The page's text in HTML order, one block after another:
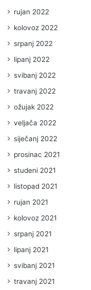
rujan 2022
kolovoz 2022
srpanj 2022
lipanj 2022
svibanj 2022
travanj 2022
ožujak 2022
veljača 2022
siječanj 2022
prosinac 2021
studeni 2021
listopad 2021
rujan 2021
kolovoz 2021
srpanj 2021
lipanj 2021
svibanj 2021
travanj 2021